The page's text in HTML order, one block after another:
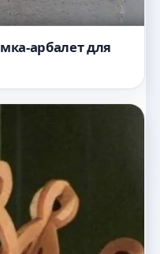
арбалет для